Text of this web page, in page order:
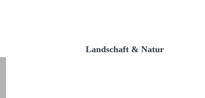
Landschaft & Natur